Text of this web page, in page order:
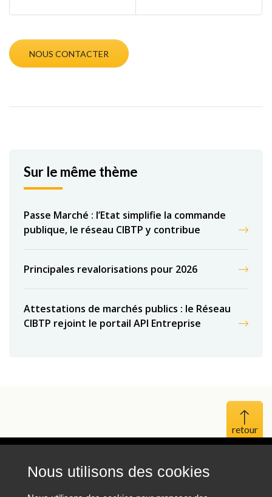
Nous utilisons des cookies
NOUS CONTACTER
Sur le même thème
Passe Marché : l’Etat simplifie la commande
publique, le réseau CIBTP y contribue
Principales revalorisations pour 2026
Attestations de marchés publics : le Réseau
CIBTP rejoint le portail API Entreprise
Haut
Mentions légales